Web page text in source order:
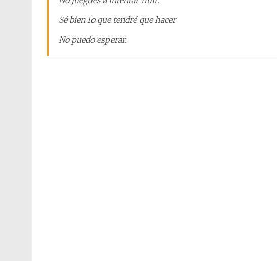
Sé bien Io que tendré que hacer
No puedo esperar.